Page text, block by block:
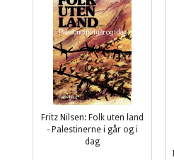
Fritz Nilsen: Folk uten land
- Palestinerne i går og i
dag